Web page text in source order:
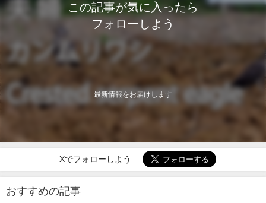
この記事が気に入ったら
フォローしよう
最新情報をお届けします
Xでフォローしよう
おすすめの記事